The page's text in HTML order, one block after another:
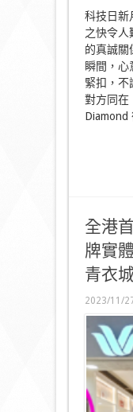
科技日新
之快令人
的真誠關
瞬間，心
緊扣，不
對方同在
Diamond
全港
牌實
青衣
2023/11/